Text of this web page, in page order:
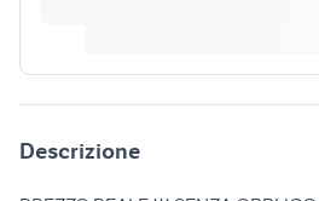
Descrizione